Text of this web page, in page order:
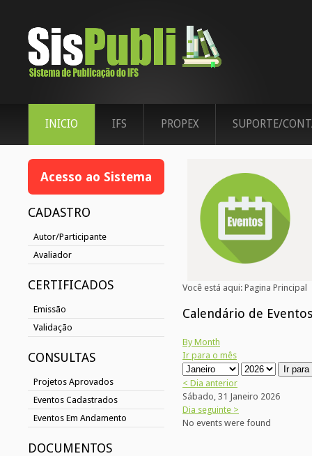
INICIO IFS PROPEX SUPORTE/
Acesso ao Sistema
CADASTRO
Autor/Participante
Avaliador
CERTIFICADOS
Emissão
Validação
CONSULTAS
Projetos Aprovados
Eventos Cadastrados
Eventos Em Andamento
DOCUMENTOS
Você está aqui: Pagina Principal
Calendário de Eventos
By Month
Ir para o mês
Ir
< Dia anterior
Sábado, 31 Janeiro 2026
Dia seguinte >
No events were found